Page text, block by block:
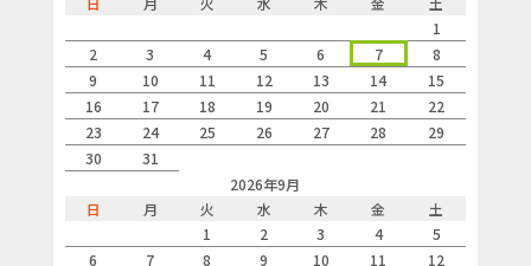
1
2
3 4 5 6 7
8
9
10 11 12 13 14
15
16
17 18 19 20 21
22
23
24 25 26 27 28
29
30
31
2026年9月
日
月 火 水 木 金
土
1
2 3 4
5
6
7 8 9 10 11 12